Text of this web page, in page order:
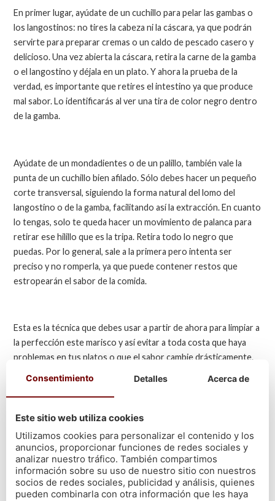
En primer lugar, ayúdate de un cuchillo para pelar las gambas o
los langostinos: no tires la cabeza ni la cáscara, ya que podrán
servirte para preparar cremas o un caldo de pescado casero y
delicioso. Una vez abierta la cáscara, retira la carne de la gamba
o el langostino y déjala en un plato. Y ahora la prueba de la
verdad, es importante que retires el intestino ya que produce
mal sabor. Lo identificarás al ver una tira de color negro dentro
de la gamba.
Ayúdate de un mondadientes o de un palillo, también vale la
punta de un cuchillo bien afilado. Sólo debes hacer un pequeño
corte transversal, siguiendo la forma natural del lomo del
langostino o de la gamba, facilitando así la extracción. En cuanto
lo tengas, solo te queda hacer un movimiento de palanca para
retirar ese hilillo que es la tripa. Retira todo lo negro que
puedas. Por lo general, sale a la primera pero intenta ser
preciso y no romperla, ya que puede contener restos que
estropearán el sabor de la comida.
Esta es la técnica que debes usar a partir de ahora para limpiar a
la perfección este marisco y así evitar a toda costa que haya
problemas en tus platos o que el sabor cambie drásticamente.
VOLVER
Consentimiento Detalles Acerca de
Este sitio web utiliza cookies
Utilizamos cookies para personalizar el contenido y los
anuncios, proporcionar funciones de redes sociales y
analizar nuestro tráfico. También compartimos
información sobre su uso de nuestro sitio con nuestros
socios de redes sociales, publicidad y análisis, quienes
pueden combinarla con otra información que les haya